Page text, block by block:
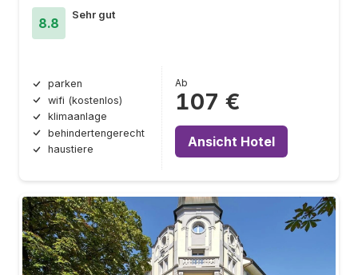
8.8
Sehr gut
parken
wifi (kostenlos)
klimaanlage
behindertengerecht
haustiere
Ab
107 €
Ansicht Hotel